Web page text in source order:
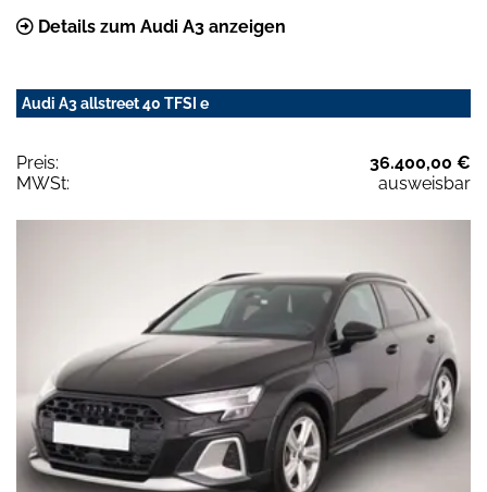
Details zum Audi A3 anzeigen
Audi A3 allstreet 40 TFSI e
Preis:
36.400,00 €
MWSt:
ausweisbar